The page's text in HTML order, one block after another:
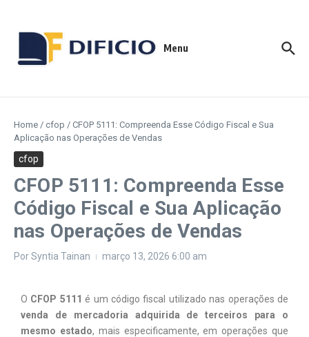
Menu
Home / cfop / CFOP 5111: Compreenda Esse Código Fiscal e Sua
Aplicação nas Operações de Vendas
cfop
CFOP 5111: Compreenda Esse
Código Fiscal e Sua Aplicação
nas Operações de Vendas
PorSyntia Tainan março 13, 2026 6:00 am
O CFOP 5111 é um código fiscal utilizado nas operações de
venda de mercadoria adquirida de terceiros para o
mesmo estado, mais especificamente, em operações que